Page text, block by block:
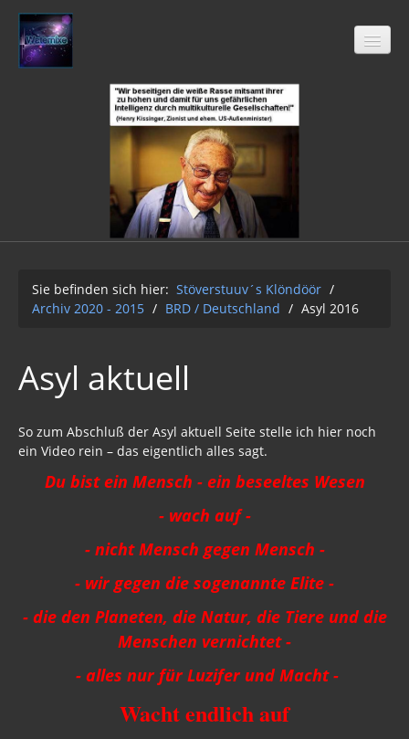
Stöverstuuv´s Klöndöör
Archiv 2020 - 2015
AUFKLÄRUNG 2Q2Q
Klimawandel der Kabale
Strahlung / 5 G
Gift zum Genozid
USA 2019
Wahrheit gegen MSM
Mark Passio
Außerirdische?
Sie befinden sich hier: Stöverstuuv´s Klöndöör /
Archiv 2020 - 2015 / BRD / Deutschland / Asyl 2016
Asyl aktuell
So zum Abschluß der Asyl aktuell Seite stelle ich hier noch
ein Video rein – das eigentlich alles sagt.
Du bist ein Mensch - ein beseeltes Wesen
- wach auf -
- nicht Mensch gegen Mensch -
- wir gegen die sogenannte Elite -
- die den Planeten, die Natur, die Tiere und die
Menschen vernichtet -
- alles nur für Luzifer und Macht -
Wacht endlich auf